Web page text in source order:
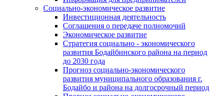
Социально-экономическое развитие
Инвестиционная деятельность
Соглашения о передаче полномочий
Экономическое развитие
Стратегия социально - экономического
развития Бодайбинского района на период
до 2030 года
Прогноз социально-экономического
развития муниципального образования г.
Бодайбо и района на долгосрочный период